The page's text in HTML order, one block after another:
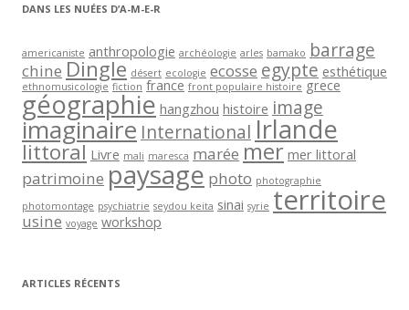
DANS LES NUÉES D’A-M-E-R
americaniste anthropologie archéologie arles bamako barrage
chine Dingle désert ecologie ecosse egypte esthétique
ethnomusicologie fiction france front populaire histoire grece
géographie hangzhou histoire image
imaginaire International Irlande
littoral Livre mali maresca marée mer mer littoral
patrimoine paysage photo photographie
photomontage psychiatrie seydou keita sinai syrie territoire
usine voyage workshop
ARTICLES RÉCENTS